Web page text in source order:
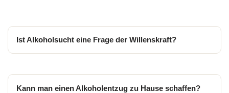
Ist Alkoholsucht eine Frage der Willenskraft?
Kann man einen Alkoholentzug zu Hause schaffen?